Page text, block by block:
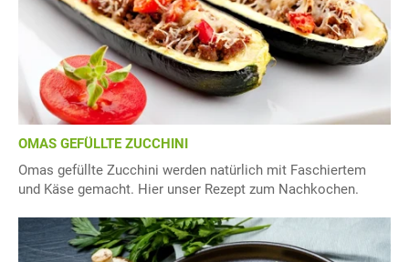
OMAS GEFÜLLTE ZUCCHINI
Omas gefüllte Zucchini werden natürlich mit Faschiertem
und Käse gemacht. Hier unser Rezept zum Nachkochen.